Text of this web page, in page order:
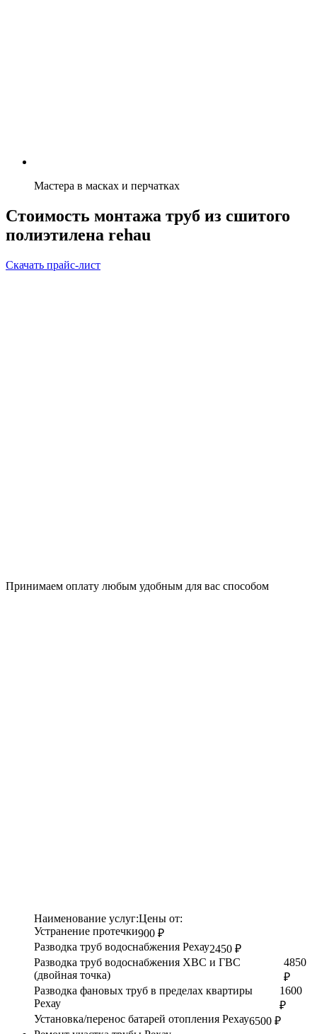
Мастера в масках и перчатках
Стоимость монтажа труб из сшитого
полиэтилена rehau
Скачать прайс-лист
Принимаем оплату любым удобным для вас способом
Наименование услуг:Цены от:
Устранение протечки900 ₽
Разводка труб водоснабжения Рехау2450 ₽
Разводка труб водоснабжения ХВС и ГВС
(двойная точка)
4850
₽
Разводка фановых труб в пределах квартиры
Рехау
1600
₽
Установка/перенос батарей отопления Рехау6500 ₽